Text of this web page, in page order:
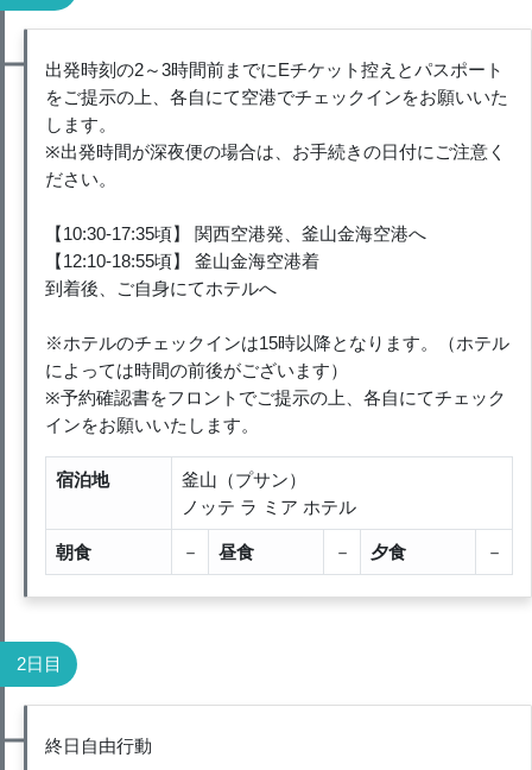
出発時刻の2～3時間前までにEチケット控えとパスポート
をご提示の上、各自にて空港でチェックインをお願いいた
します。
※出発時間が深夜便の場合は、お手続きの日付にご注意く
ださい。
【10:30-17:35頃】 関西空港発、釜山金海空港へ
【12:10-18:55頃】 釜山金海空港着
到着後、ご自身にてホテルへ
※ホテルのチェックインは15時以降となります。（ホテル
によっては時間の前後がございます）
※予約確認書をフロントでご提示の上、各自にてチェック
インをお願いいたします。
宿泊地
釜山（プサン）
ノッテ ラ ミア ホテル
朝食 － 昼食 － 夕食 －
2日目
終日自由行動